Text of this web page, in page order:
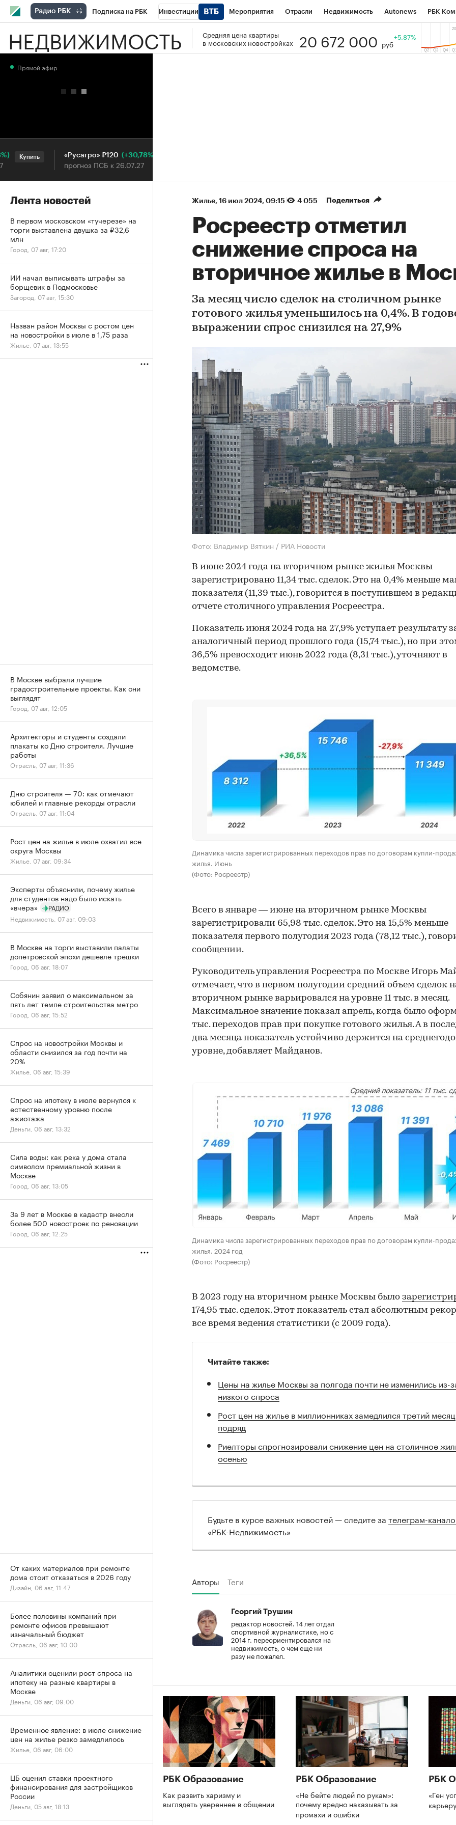
Подписка на РБК Инвестиции Мероприятия Отрасли Недвижимость Autonews РБК
РБК Вино Спорт Школа управления РБК РБК Образование Тренды
НЕДВИЖИМОСТЬ
Средняя цена квартиры
в московских новостройках
20 672 000 руб
+5.87%
Жилье⁠, 16 июл 2024, 09:15 4 055 Поделиться
Росреестр отметил
снижение спроса на
вторичное жилье в
За месяц число сделок на столичном рынке
готового жилья уменьшилось на 0,4%. В
выражении спрос снизился на 27,9%
Фото: Владимир Вяткин / РИА Новости
В июне 2024 года на вторичном рынке жилья Москвы
зарегистрировано 11,34 тыс. сделок. Это на 0,4% меньше
показателя (11,39 тыс.), говорится в поступившем в
отчете столичного управления Росреестра.
Показатель июня 2024 года на 27,9% уступает результату
аналогичный период прошлого года (15,74 тыс.), но при
36,5% превосходит июнь 2022 года (8,31 тыс.), уточняют в
ведомстве.
Динамика числа зарегистрированных переходов прав по договорам купли-
жилья. Июнь
(Фото: Росреестр)
Всего в январе — июне на вторичном рынке Москвы
зарегистрировали 65,98 тыс. сделок. Это на 15,5% меньше
показателя первого полугодия 2023 года (78,12 тыс.),
сообщении.
Руководитель управления Росреестра по Москве Игорь
отмечает, что в первом полугодии средний объем сделок
вторичном рынке варьировался на уровне 11 тыс. в месяц.
Максимальное значение показал апрель, когда было
тыс. переходов прав при покупке готового жилья. А в
два месяца показатель устойчиво держится на
уровне, добавляет Майданов.
Динамика числа зарегистрированных переходов прав по договорам купли-
жилья. 2024 год
(Фото: Росреестр)
В 2023 году на вторичном рынке Москвы было
174,95 тыс. сделок. Этот показатель стал абсолютным
все время ведения статистики (с 2009 года).
Читайте также:
Цены на жилье Москвы за полгода почти не изменились из-
низкого спроса
Рост цен на жилье в миллионниках замедлился третий месяц
подряд
Риелторы спрогнозировали снижение цен на столичное
осенью
Будьте в курсе важных новостей — следите за телеграм-
«РБК-Недвижимость»
Авторы Теги
Георгий Трушин
редактор новостей. 14 лет отдал
спортивной журналистике, но с
2014 г. переориентировался на
недвижимость, о чем еще ни
разу не пожалел.
РБК Образование
Как развить харизму и
выглядеть увереннее в общении
РБК Образование
«Не бейте людей по рукам»:
почему вредно наказывать за
промахи и ошибки
РБК
«Ген
Прямой эфир
Купить «Русагро» ₽120 (+30,78%)
прогноз ПСБ к 26.07.27
Лента новостей
В первом московском «тучерезе» на
торги выставлена двушка за ₽32,6
млн
Город, 07 авг, 17:20
ИИ начал выписывать штрафы за
борщевик в Подмосковье
Загород, 07 авг, 15:30
Назван район Москвы с ростом цен
на новостройки в июле в 1,75 раза
Жилье, 07 авг, 13:55
В Москве выбрали лучшие
градостроительные проекты. Как они
выглядят
Город, 07 авг, 12:05
Архитекторы и студенты создали
плакаты ко Дню строителя. Лучшие
работы
Отрасль, 07 авг, 11:36
Дню строителя — 70: как отмечают
юбилей и главные рекорды отрасли
Отрасль, 07 авг, 11:04
Рост цен на жилье в июле охватил все
округа Москвы
Жилье, 07 авг, 09:34
Эксперты объяснили, почему жилье
для студентов надо было искать
«вчера»
РАДИО
Недвижимость, 07 авг, 09:03
В Москве на торги выставили палаты
допетровской эпохи дешевле трешки
Город, 06 авг, 18:07
Собянин заявил о максимальном за
пять лет темпе строительства метро
Город, 06 авг, 15:52
Спрос на новостройки Москвы и
области снизился за год почти на
20%
Жилье, 06 авг, 15:39
Спрос на ипотеку в июле вернулся к
естественному уровню после
ажиотажа
Деньги, 06 авг, 13:32
Сила воды: как река у дома стала
символом премиальной жизни в
Москве
Город, 06 авг, 13:05
За 9 лет в Москве в кадастр внесли
более 500 новостроек по реновации
Город, 06 авг, 12:25
От каких материалов при ремонте
дома стоит отказаться в 2026 году
Дизайн, 06 авг, 11:47
Более половины компаний при
ремонте офисов превышают
изначальный бюджет
Отрасль, 06 авг, 10:00
Аналитики оценили рост спроса на
ипотеку на разные квартиры в
Москве
Деньги, 06 авг, 09:00
Временное явление: в июле снижение
цен на жилье резко замедлилось
Жилье, 06 авг, 06:00
ЦБ оценил ставки проектного
финансирования для застройщиков
России
Деньги, 05 авг, 18:13